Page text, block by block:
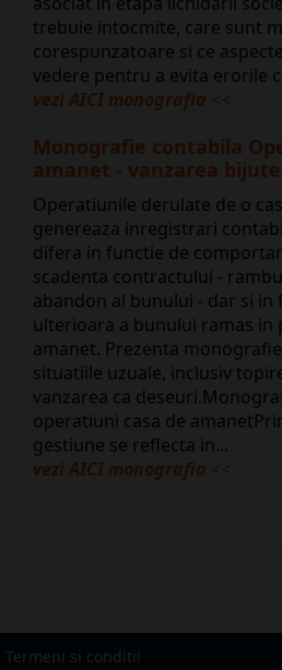
trebuie intocmite, care sunt
corespunzatoare si ce
vedere pentru a evita erorile
vezi AICI monografia <<
Monografie contabila
amanet - vanzarea
Operatiunile derulate de o
genereaza inregistrari
difera in functie de
scadenta contractului -
abandon al bunului - dar si in
ulterioara a bunului ramas in
amanet. Prezenta
situatiile uzuale, inclusiv
vanzarea ca
operatiuni casa de
gestiune se reflecta in...
vezi AICI monografia <<
Termeni si conditii